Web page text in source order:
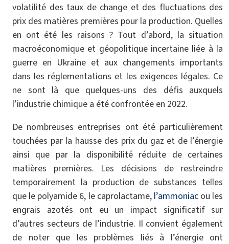
volatilité des taux de change et des fluctuations des
prix des matières premières pour la production. Quelles
en ont été les raisons ? Tout d’abord, la situation
macroéconomique et géopolitique incertaine liée à la
guerre en Ukraine et aux changements importants
dans les réglementations et les exigences légales. Ce
ne sont là que quelques-uns des défis auxquels
l’industrie chimique a été confrontée en 2022.
De nombreuses entreprises ont été particulièrement
touchées par la hausse des prix du gaz et de l’énergie
ainsi que par la disponibilité réduite de certaines
matières premières. Les décisions de restreindre
temporairement la production de substances telles
que le polyamide 6, le caprolactame, l’ammoniacou les
engrais azotés ont eu un impact significatif sur
d’autres secteurs de l’industrie. Il convient également
de noter que les problèmes liés à l’énergie ont